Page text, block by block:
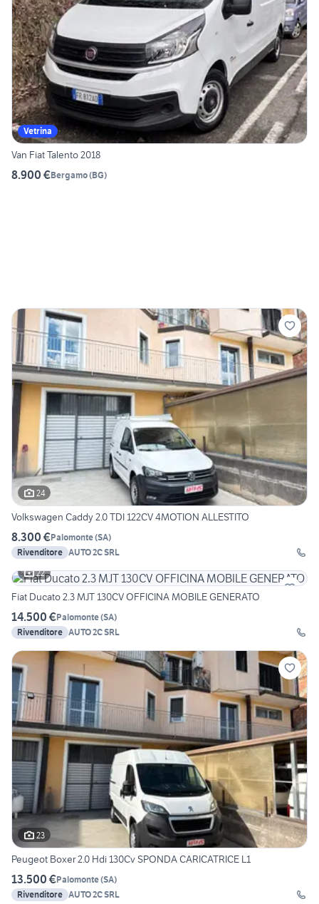
Vetrina
Van Fiat Talento 2018
8.900 €Bergamo(BG)
24
Volkswagen Caddy 2.0 TDI 122CV 4MOTION ALLESTITO
8.300 €Palomonte(SA)
Rivenditore AUTO 2C SRL
22
Fiat Ducato 2.3 MJT 130CV OFFICINA MOBILE GENERATO
14.500 €Palomonte(SA)
Rivenditore AUTO 2C SRL
23
Peugeot Boxer 2.0 Hdi 130Cv SPONDA CARICATRICE L1
13.500 €Palomonte(SA)
Rivenditore AUTO 2C SRL